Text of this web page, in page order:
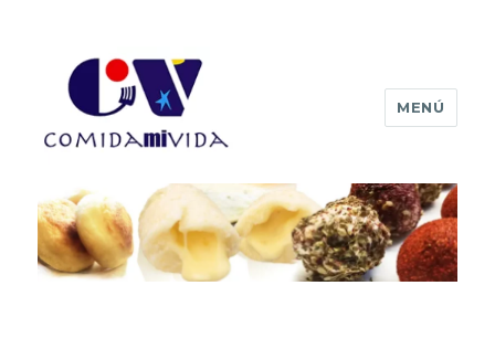
Comida mi vida
MENÚ